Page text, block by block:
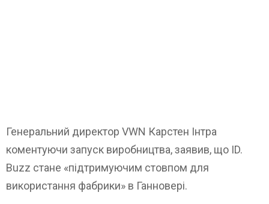
Генеральний директор VWN Карстен Інтра
коментуючи запуск виробництва, заявив, що ID.
Buzz стане «підтримуючим стовпом для
використання фабрики» в Ганновері.